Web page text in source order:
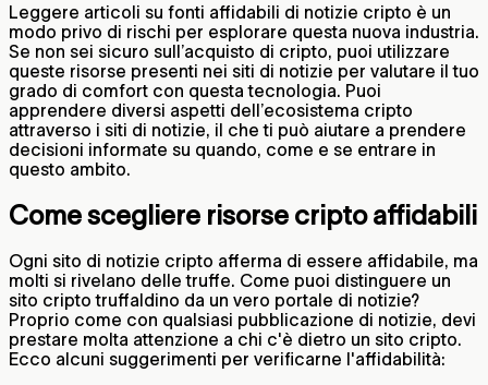
Leggere articoli su fonti affidabili di notizie cripto è un
modo privo di rischi per esplorare questa nuova industria.
Se non sei sicuro sull’acquisto di cripto, puoi utilizzare
queste risorse presenti nei siti di notizie per valutare il tuo
grado di comfort con questa tecnologia. Puoi
apprendere diversi aspetti dell’ecosistema cripto
attraverso i siti di notizie, il che ti può aiutare a prendere
decisioni informate su quando, come e se entrare in
questo ambito.
Come scegliere risorse cripto affidabili
Ogni sito di notizie cripto afferma di essere affidabile, ma
molti si rivelano delle truffe. Come puoi distinguere un
sito cripto truffaldino da un vero portale di notizie?
Proprio come con qualsiasi pubblicazione di notizie, devi
prestare molta attenzione a chi c'è dietro un sito cripto.
Ecco alcuni suggerimenti per verificarne l'affidabilità: